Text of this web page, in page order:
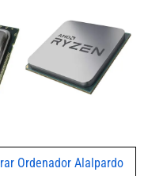
Ordenador Alalpardo